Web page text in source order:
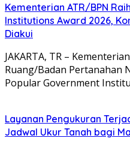
Kementerian ATR/BPN
Institutions Award 2026,
Diakui
JAKARTA, TR –
Ruang/Badan Pertanahan
Popular Government
Layanan Pengukuran
Jadwal Ukur Tanah bagi